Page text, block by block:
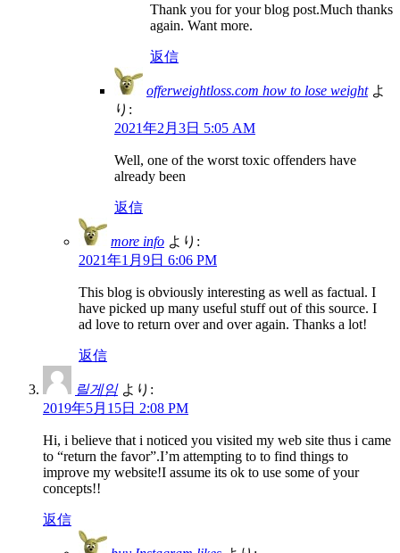
Thank you for your blog post.Much thanks
again. Want more.
返信
offerweightloss.com how to lose weight よ
り:
2021年2月3日 5:05 AM
Well, one of the worst toxic offenders have
already been
返信
more info より:
2021年1月9日 6:06 PM
This blog is obviously interesting as well as factual. I
have picked up many useful stuff out of this source. I
ad love to return over and over again. Thanks a lot!
返信
릴게임 より:
2019年5月15日 2:08 PM
Hi, i believe that i noticed you visited my web site thus i came
to “return the favor”.I’m attempting to to find things to
improve my website!I assume its ok to use some of your
concepts!!
返信